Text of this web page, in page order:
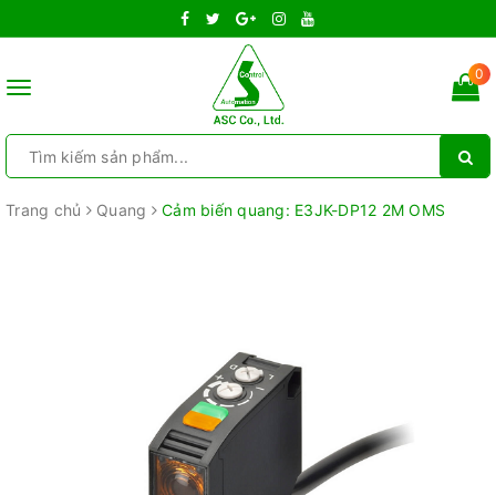
Toggle
0
Trang chủ Quang Cảm biến quang: E3JK-DP12 2M OMS